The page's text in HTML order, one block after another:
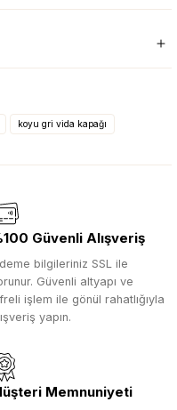
koyu gri vida kapağı
Güvenli Alışveriş
bilgileriniz SSL ile
Güvenli altyapı ve
işlem ile gönül rahatlığıyla
yapın.
Memnuniyeti